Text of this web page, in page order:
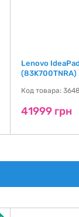
Lenovo
(83K700TNRA)
Код товара:
41999 грн